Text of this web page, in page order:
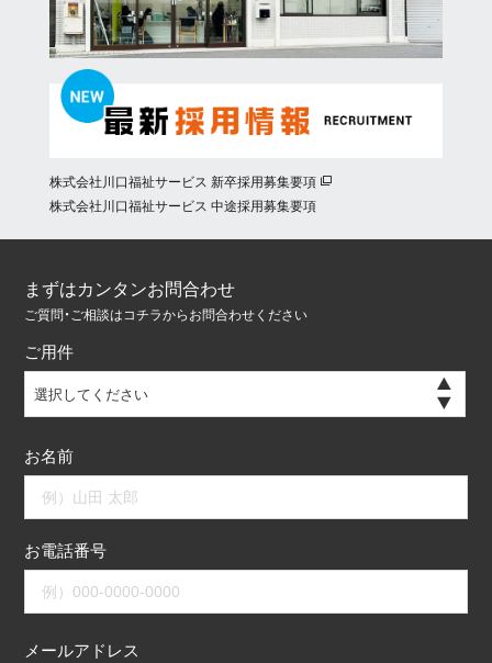
株式会社川口福祉サービス 新卒採用募集要項
株式会社川口福祉サービス 中途採用募集要項
まずはカンタンお問合わせ
ご質問・ご相談はコチラからお問合わせください
ご用件
選択してください
お名前
お電話番号
メールアドレス